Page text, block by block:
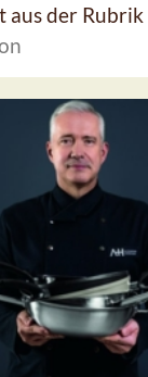
der Rubrik